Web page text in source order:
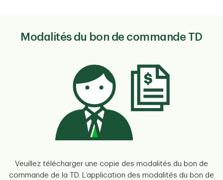
Modalités du bon de commande TD
Veuillez télécharger une copie des modalités du bon de
commande de la TD. L’application des modalités du bon de